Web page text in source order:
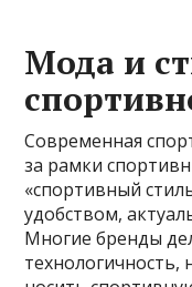
Мода и
Современная
за рамки
«спортивный
удобством,
Многие бренды
технологичность,